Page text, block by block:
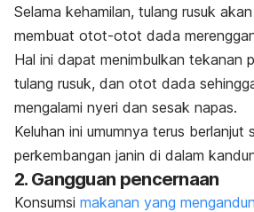
Selama kehamilan, tulang rusuk
membuat otot-otot dada
Hal ini dapat menimbulkan tekanan
tulang rusuk, dan otot dada
mengalami nyeri dan sesak napas.
Keluhan ini umumnya terus berlanjut
perkembangan janin di dalam
2. Gangguan pencernaan
Konsumsi makanan yang